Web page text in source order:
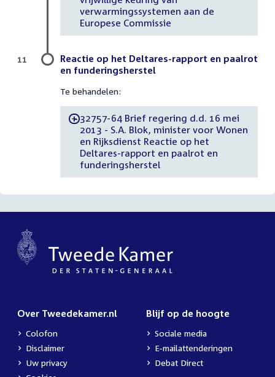
verwarmingssystemen aan de
Europese Commissie
Reactie op het Deltares-rapport en paalrot
en funderingsherstel
Te behandelen:
-32757-64 Brief regering d.d. 16 mei
2013 - S.A. Blok, minister voor Wonen
en Rijksdienst Reactie op het
Deltares-rapport en paalrot en
funderingsherstel
11
Over Tweedekamer.nl
Colofon
Disclaimer
Uw privacy
Blijf op de hoogte
Sociale media
E-mailattenderingen
Debat Direct